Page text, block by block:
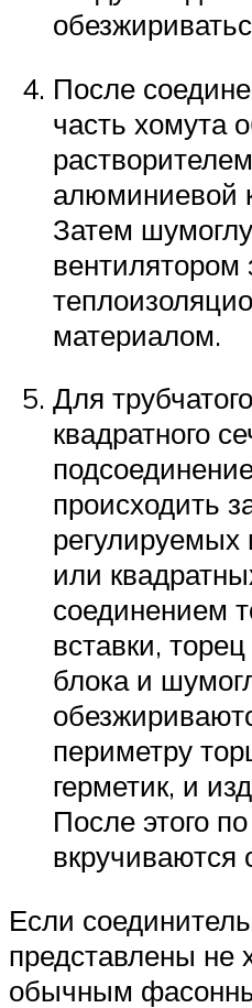
После
часть хомута
алюминиевой
Затем
материалом.
Для
квадратного
происходить
регулируемых
или
соединением
вставки,
блока и
периметру
герметик, и
После этого
вкручиваются
Если
представлены не
обычным